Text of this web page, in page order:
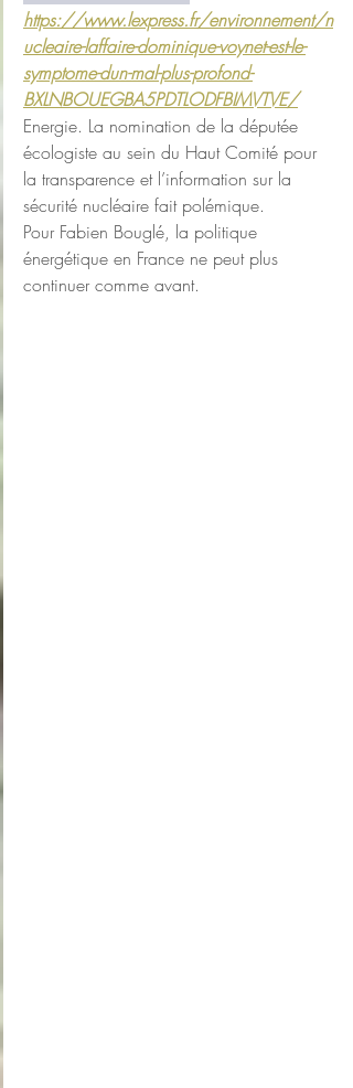
https://www.lexpress.fr/environnement/n
ucleaire-laffaire-dominique-voynet-est-le-
symptome-dun-mal-plus-profond-
BXLNBOUEGBA5PDTLODFBIMVTVE/
Energie. La nomination de la députée
écologiste au sein du Haut Comité pour
la transparence et l’information sur la
sécurité nucléaire fait polémique.
Pour Fabien Bouglé, la politique
énergétique en France ne peut plus
continuer comme avant.